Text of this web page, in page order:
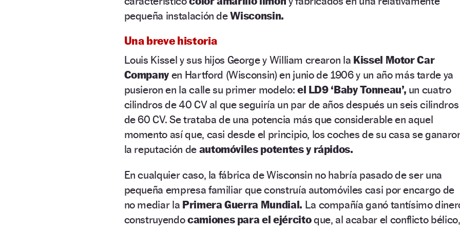
pequeña instalación deWisconsin.
Una breve historia
Louis Kissel y sus hijos George y William crearon la Kissel Motor Car
Company en Hartford (Wisconsin) en junio de 1906 y un año más tarde ya
pusieron en la calle su primer modelo: el LD9 ‘Baby Tonneau’, un cuatro
cilindros de 40 CV al que seguiría un par de años después un seis cilindros
de 60 CV. Se trataba de una potencia más que considerable en aquel
momento así que, casi desde el principio, los coches de su casa se
la reputación de automóviles potentes y rápidos.
En cualquier caso, la fábrica de Wisconsin no habría pasado de ser una
pequeña empresa familiar que construía automóviles casi por encargo de
no mediar la Primera Guerra Mundial. La compañía ganó tantísimo
construyendocamiones para el ejércitoque, al acabar el conflicto bélico,